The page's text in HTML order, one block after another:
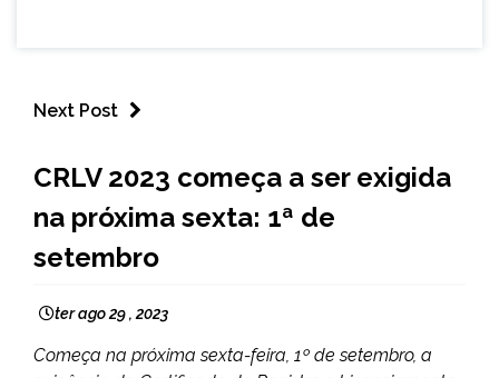
Next Post
MINAS
GERAIS
NOTÍCIAS
CRLV 2023 começa a ser exigida
na próxima sexta: 1ª de
setembro
ter ago 29 , 2023
Começa na próxima sexta-feira, 1º de setembro, a